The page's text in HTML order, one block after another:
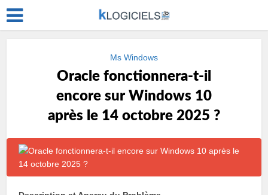
Ms Windows
Oracle fonctionnera-t-il
encore sur Windows 10
après le 14 octobre 2025 ?